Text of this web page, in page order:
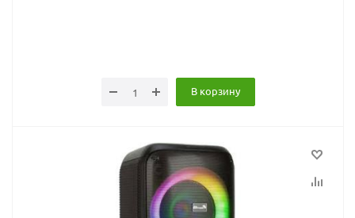
В корзину